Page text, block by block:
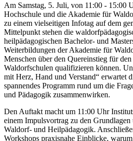
Am Samstag, 5. Juli, von 11:00 - 15:00
Hochschule und die Akademie für
zu einem vielseitigen Infotag auf dem
Mittelpunkt stehen die
heilpädagogischen Bachelor- und
Weiterbildungen der Akademie für
Menschen über den Quereinstieg für
Waldorfschulen qualifizieren können.
mit Herz, Hand und Verstand“ erwartet
spannendes Programm rund um die
und Pädagogik zusammenwirken.
Den Auftakt macht um 11:00 Uhr
einem Impulsvortrag zu den Grundlagen
Waldorf- und Heilpädagogik.
Workshops praxisnahe Einblicke,